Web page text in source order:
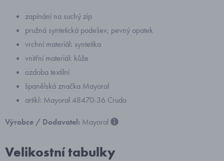
zapínání na suchý zip
pružná syntetická podešev, pevný opatek
vrchní materiál: syntetika
vnitřní materiál: kůže
ozdoba textilní
španělská značka Mayoral
artikl: Mayoral 48470-36 Crudo
Výrobce / Dodavatel: Mayoral
Velikostní tabulky